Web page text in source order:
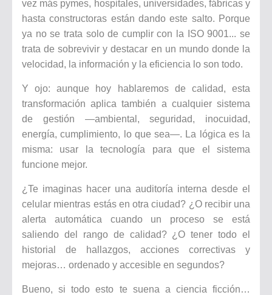
vez más pymes, hospitales, universidades, fábricas y
hasta constructoras están dando este salto. Porque
ya no se trata solo de cumplir con la ISO 9001... se
trata de sobrevivir y destacar en un mundo donde la
velocidad, la información y la eficiencia lo son todo.
Y ojo: aunque hoy hablaremos de calidad, esta
transformación aplica también a cualquier sistema
de gestión —ambiental, seguridad, inocuidad,
energía, cumplimiento, lo que sea—. La lógica es la
misma: usar la tecnología para que el sistema
funcione mejor.
¿Te imaginas hacer una auditoría interna desde el
celular mientras estás en otra ciudad? ¿O recibir una
alerta automática cuando un proceso se está
saliendo del rango de calidad? ¿O tener todo el
historial de hallazgos, acciones correctivas y
mejoras… ordenado y accesible en segundos?
Bueno, si todo esto te suena a ciencia ficción…